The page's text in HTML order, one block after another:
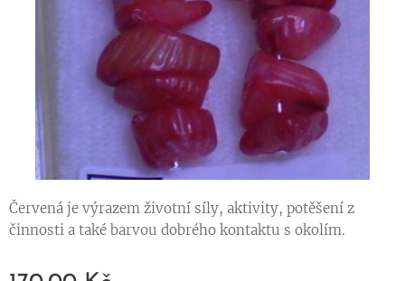
Červená je výrazem životní síly, aktivity, potěšení z
činnosti a také barvou dobrého kontaktu s okolím.